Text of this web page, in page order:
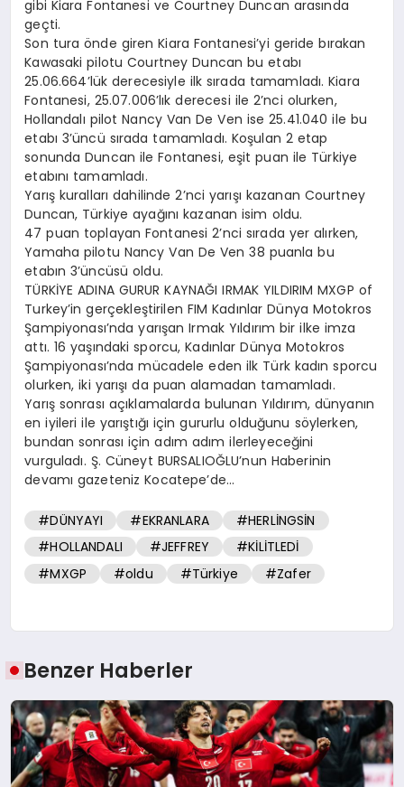
gibi Kiara Fontanesi ve Courtney Duncan arasında
geçti.
Son tura önde giren Kiara Fontanesi’yi geride bırakan
Kawasaki pilotu Courtney Duncan bu etabı
25.06.664’lük derecesiyle ilk sırada tamamladı. Kiara
Fontanesi, 25.07.006’lık derecesi ile 2’nci olurken,
Hollandalı pilot Nancy Van De Ven ise 25.41.040 ile bu
etabı 3’üncü sırada tamamladı. Koşulan 2 etap
sonunda Duncan ile Fontanesi, eşit puan ile Türkiye
etabını tamamladı.
Yarış kuralları dahilinde 2’nci yarışı kazanan Courtney
Duncan, Türkiye ayağını kazanan isim oldu.
47 puan toplayan Fontanesi 2’nci sırada yer alırken,
Yamaha pilotu Nancy Van De Ven 38 puanla bu
etabın 3’üncüsü oldu.
TÜRKİYE ADINA GURUR KAYNAĞI IRMAK YILDIRIM MXGP of
Turkey’in gerçekleştirilen FIM Kadınlar Dünya Motokros
Şampiyonası’nda yarışan Irmak Yıldırım bir ilke imza
attı. 16 yaşındaki sporcu, Kadınlar Dünya Motokros
Şampiyonası’nda mücadele eden ilk Türk kadın sporcu
olurken, iki yarışı da puan alamadan tamamladı.
Yarış sonrası açıklamalarda bulunan Yıldırım, dünyanın
en iyileri ile yarıştığı için gururlu olduğunu söylerken,
bundan sonrası için adım adım ilerleyeceğini
vurguladı. Ş. Cüneyt BURSALIOĞLU’nun Haberinin
devamı gazeteniz Kocatepe’de…
#DÜNYAYI #EKRANLARA
#HERLİNGSİN
#HOLLANDALI
#JEFFREY
#KİLİTLEDİ
#MXGP
#oldu #Türkiye #Zafer
Benzer Haberler